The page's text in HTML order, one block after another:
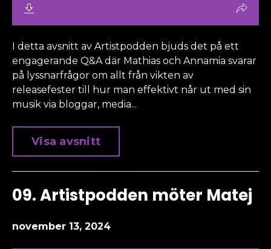
I detta avsnitt av Artistpodden bjuds det på ett
engagerande Q&A där Mathias och Annamia svarar
på lyssnarfrågor om allt från vikten av
releasefester till hur man effektivt når ut med sin
musik via bloggar, media...
Visa avsnitt
09. Artistpodden möter Matej
november 13, 2024